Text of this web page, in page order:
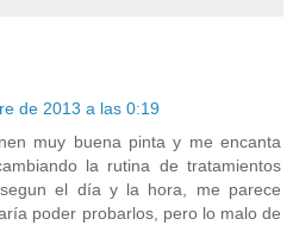
de 2013 a las 0:19
muy buena pinta y me encanta
la rutina de tratamientos
el día y la hora, me parece
poder probarlos, pero lo malo de